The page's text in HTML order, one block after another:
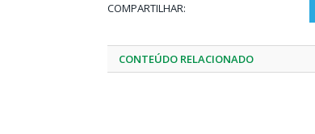
COMPARTILHAR:
CONTEÚDO RELACIONADO